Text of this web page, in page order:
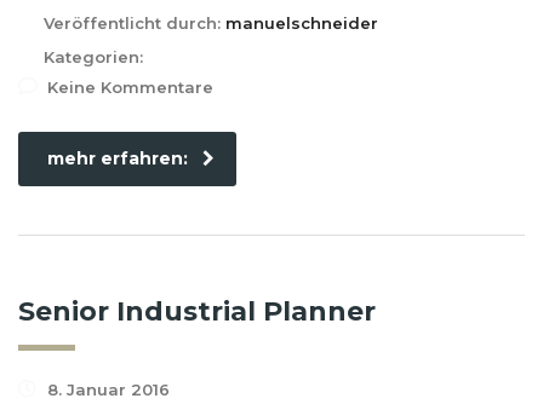
Veröffentlicht durch: manuelschneider
Kategorien:
Keine Kommentare
mehr erfahren:
Senior Industrial Planner
8. Januar 2016